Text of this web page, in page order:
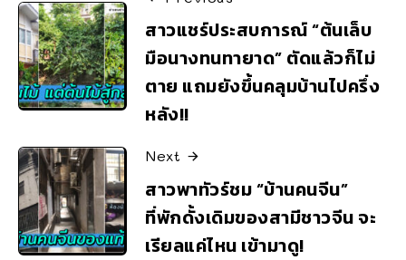
สาวแชร์ประสบการณ์ “ต้นเล็บ
มือนางทนทายาด” ตัดแล้วก็ไม่
ตาย แถมยังขึ้นคลุมบ้านไปครึ่ง
หลัง!!
Next
สาวพาทัวร์ชม “บ้านคนจีน”
ที่พักดั้งเดิมของสามีชาวจีน จะ
เรียลแค่ไหน เข้ามาดู!